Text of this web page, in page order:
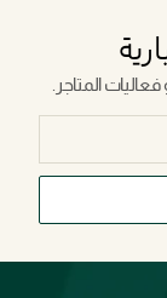
المتاجر.